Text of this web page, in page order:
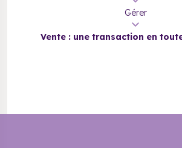
Gérer
Vente : une transaction en